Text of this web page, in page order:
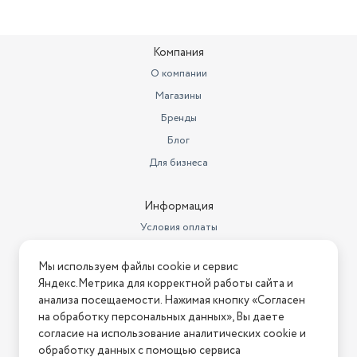
аккумуляторный
0.35
0.28
0.2
Объем товара в упаковке, в
Напряжение аккумулятора
18 В
Страна производства
Китай
Материал ручки
полиамид
Компания
О компании
Магазины
Бренды
Блог
Для бизнеса
Информация
Условия оплаты
Условия возврата
Нашли ошибку на сайте? Напишите нам
2026 © Интернет-магазин "АстМаркет". У нас есть всё!
Мы используем файлы cookie и сервис
Яндекс.Метрика для корректной работы сайта и
анализа посещаемости. Нажимая кнопку «Согласен
на обработку персональных данных», Вы даете
согласие на использование аналитических cookie и
обработку данных с помощью сервиса